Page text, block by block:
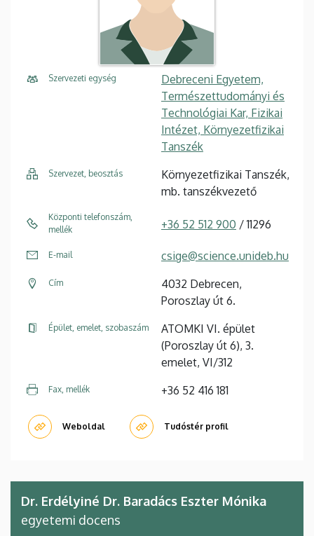
Szervezeti egység
Debreceni Egyetem,
Természettudományi és
Technológiai Kar, Fizikai
Intézet, Környezetfizikai
Tanszék
Szervezet, beosztás
Környezetfizikai Tanszék,
mb. tanszékvezető
Központi telefonszám,
mellék
+36 52 512 900 / 11296
E-mail csige@science.unideb.hu
Cím
4032 Debrecen,
Poroszlay út 6.
Épület, emelet, szobaszám
ATOMKI VI. épület
(Poroszlay út 6), 3.
emelet, VI/312
Fax, mellék +36 52 416 181
Weboldal Tudóstér profil
Dr. Erdélyiné Dr. Baradács Eszter Mónika
egyetemi docens